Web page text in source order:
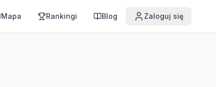
Mapa Rankingi Blog Zaloguj się